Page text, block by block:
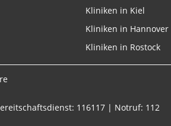
Kliniken in Kiel
Kliniken in Hannover
Kliniken in Rostock
116117 | Notruf: 112